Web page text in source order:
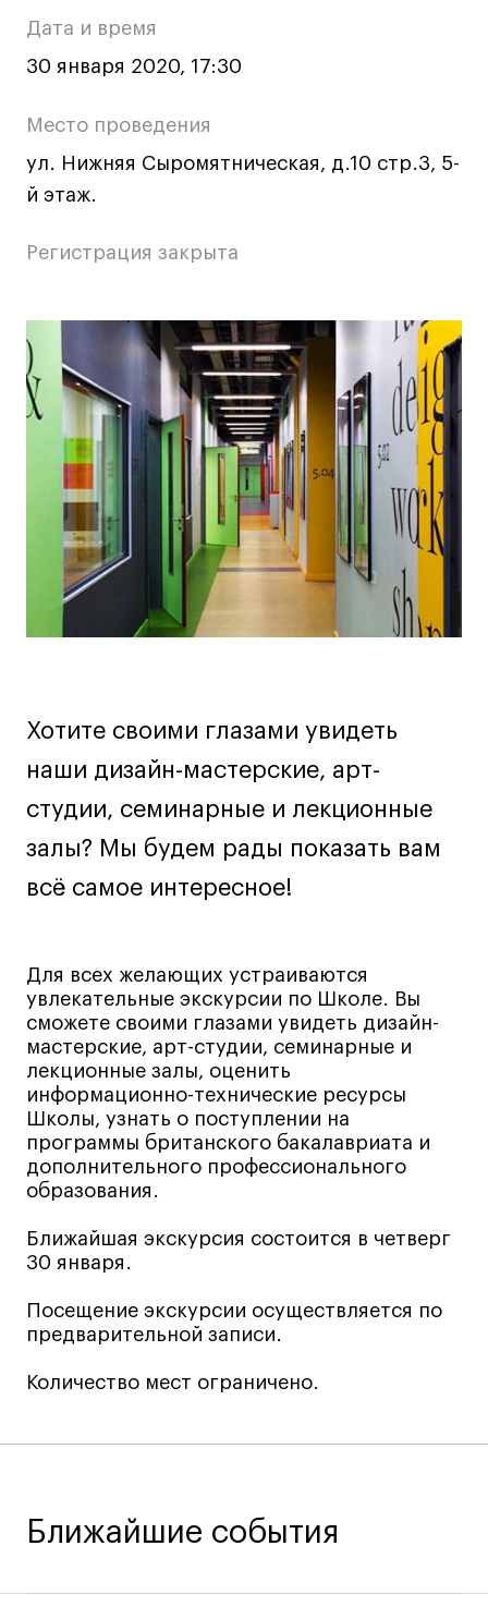
Ювелирный дизайн
Промышленный и предметный дизайн
Бизнес и маркетинг
развитие
Ландшафтный дизайн
Все программы
Онлайн-программы
Дизайн интерьера
Дизайн одежды
Стайлинг
Современная живопись
UX/UI-дизайн
Интенсивы
Мода
Маркетинг
Контент
Интерьер
Лайфстайл
Навыки предпринимателя и управленца
Онлайн
Маркетинг и генерация лидов
Искусство
Фотография
Очно + онлайн
Все программы
Техникум
Графический дизайнер
Все программы
Для школьников
о
мероприятии
Дата и время
30 января 2020, 17:30
Место проведения
ул. Нижняя Сыромятническая, д.10 стр.3, 5-
й этаж.
Регистрация закрыта
Основная
информация
о
мероприятии
Хотите своими глазами увидеть
наши дизайн-мастерские, арт-
студии, семинарные и лекционные
залы? Мы будем рады показать вам
всё самое интересное!
Для всех желающих устраиваются
увлекательные экскурсии по Школе. Вы
сможете своими глазами увидеть дизайн-
мастерские, арт-студии, семинарные и
лекционные залы, оценить
информационно-технические ресурсы
Школы, узнать о поступлении на
программы британского бакалавриата и
дополнительного профессионального
образования.
Ближайшая экскурсия состоится в четверг
30 января.
Посещение экскурсии осуществляется по
предварительной записи.
Количество мест ограничено.
Ближайшие события